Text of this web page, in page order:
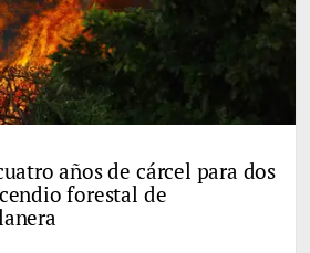
años de cárcel para dos
forestal de